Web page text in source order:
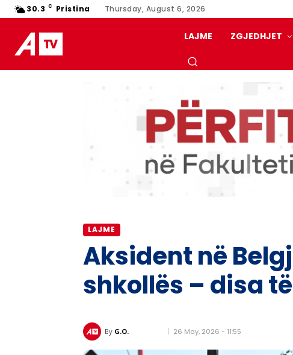
30.3 C Pristina Thursday, August 6, 2026
LAJME ZGJEDHJET
LAJME
Aksident në
shkollës – disa
By G.O. 26 May, 2026 - 11:55